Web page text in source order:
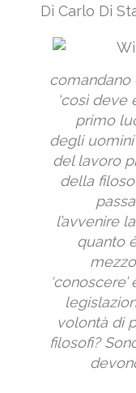
Di Carlo Di
comandano
‘così deve
primo
degli
del lavoro
della
l’avvenire
quanto
volontà di
filosofi?